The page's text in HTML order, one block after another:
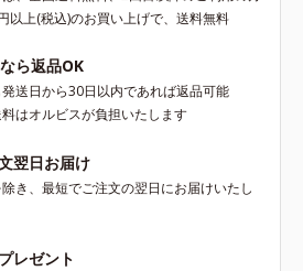
以上(税込)のお買い上げで、送料無料
ら返品OK
送日から30日以内であれば返品可能
はオルビスが負担いたします
翌日お届け
き、最短でご注文の翌日にお届けいたし
レゼント